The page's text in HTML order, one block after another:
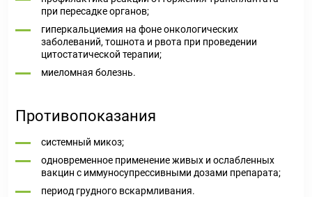
при пересадке органов;
гиперкальциемия на фоне онкологических
заболеваний, тошнота и рвота при проведении
цитостатической терапии;
миеломная болезнь.
Противопоказания
системный микоз;
одновременное применение живых и ослабленных
вакцин с иммуносупрессивными дозами препарата;
период грудного вскармливания.